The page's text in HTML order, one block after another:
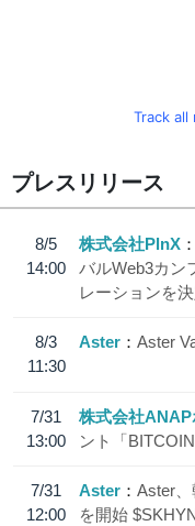
Track all
プレスリリース
8/5
14:00
株式会社PlnX
バルWeb3カン
レーションを
8/3
11:30
Aster Aster
7/31
13:00
株式会社
ント「
7/31
12:00
Aster
Aster
を開始